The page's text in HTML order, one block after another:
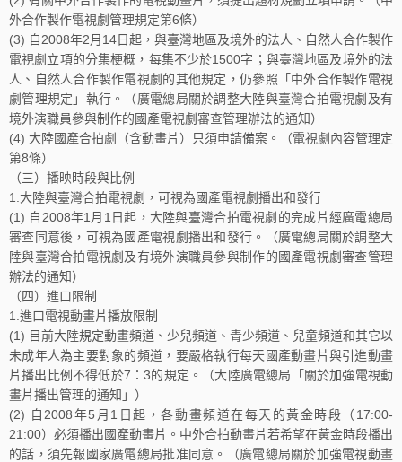
外合作製作電視劇管理規定第6條）
(3) 自2008年2月14日起，與臺灣地區及境外的法人、自然人合作製作
電視劇立項的分集梗概，每集不少於1500字；與臺灣地區及境外的法
人、自然人合作製作電視劇的其他規定，仍參照「中外合作製作電視
劇管理規定」執行。（廣電總局關於調整大陸與臺灣合拍電視劇及有
境外演職員參與制作的國產電視劇審查管理辦法的通知）
(4) 大陸國產合拍劇（含動畫片）只須申請備案。（電視劇內容管理定
第8條）
（三）播映時段與比例
1.大陸與臺灣合拍電視劇，可視為國產電視劇播出和發行
(1) 自2008年1月1日起，大陸與臺灣合拍電視劇的完成片經廣電總局
審查同意後，可視為國產電視劇播出和發行。（廣電總局關於調整大
陸與臺灣合拍電視劇及有境外演職員參與制作的國產電視劇審查管理
辦法的通知）
（四）進口限制
1.進口電視動畫片播放限制
(1) 目前大陸規定動畫頻道、少兒頻道、青少頻道、兒童頻道和其它以
未成年人為主要對象的頻道，要嚴格執行每天國產動畫片與引進動畫
片播出比例不得低於7：3的規定。（大陸廣電總局「關於加強電視動
畫片播出管理的通知」）
(2) 自2008年5月1日起，各動畫頻道在每天的黃金時段（17:00-
21:00）必須播出國產動畫片。中外合拍動畫片若希望在黃金時段播出
的話，須先報國家廣電總局批准同意。（廣電總局關於加強電視動畫